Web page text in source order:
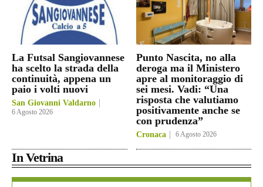
La Futsal Sangiovannese
ha scelto la strada della
continuità, appena un
paio i volti nuovi
San Giovanni Valdarno
6 Agosto 2026
Punto Nascita, no alla
deroga ma il Ministero
apre al monitoraggio di
sei mesi. Vadi: “Una
risposta che valutiamo
positivamente anche se
con prudenza”
Cronaca 6 Agosto 2026
In Vetrina